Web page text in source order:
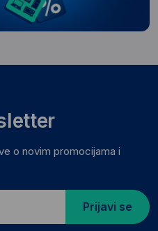
o novim promocijama i
Prijavi se